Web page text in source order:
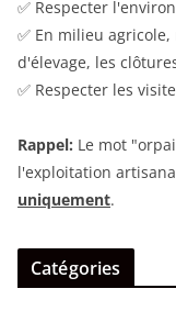
✅ Respecter
✅ En milieu
d'élevage, les
✅ Respecter les
Rappel: Le mot
l'exploitation
uniquement.
Catégories